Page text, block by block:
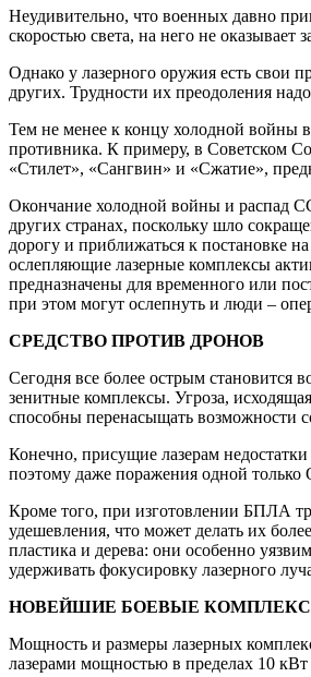
Неудивительно, что военных давно
скоростью света, на него не оказывает
Однако у лазерного оружия есть свои
других. Трудности их преодоления
Тем не менее к концу холодной войны
противника. К примеру, в Советском
«Стилет», «Сангвин» и «Сжатие»,
Окончание холодной войны и распад
других странах, поскольку шло
дорогу и приближаться к постановке
ослепляющие лазерные комплексы
предназначены для временного или
при этом могут ослепнуть и люди –
СРЕДСТВО ПРОТИВ ДРОНОВ
Сегодня все более острым становится
зенитные комплексы. Угроза,
способны перенасыщать возможности
Конечно, присущие лазерам
поэтому даже поражения одной только
Кроме того, при изготовлении БПЛА
удешевления, что может делать их
пластика и дерева: они особенно
удерживать фокусировку лазерного
НОВЕЙШИЕ БОЕВЫЕ
Мощность и размеры лазерных
лазерами мощностью в пределах 10